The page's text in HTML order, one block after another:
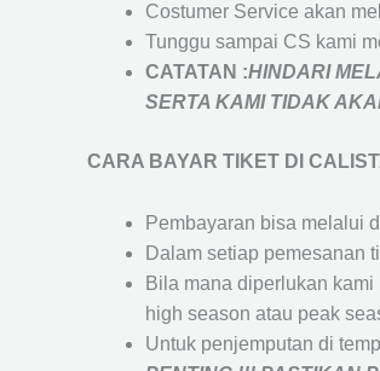
Costumer Service akan
Tunggu sampai CS kami
CATATAN :HINDARI
SERTA KAMI TIDAK
CARA BAYAR TIKET DI
Pembayaran bisa melalui
Dalam setiap pemesanan
Bila mana diperlukan
high season atau peak
Untuk penjemputan di